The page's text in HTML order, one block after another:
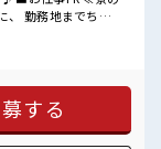
、 勤務地までちょ
付きのお仕事なの
という形でステッ
手過ぎなければ髪
べられる食堂ア
腹いっぱい食べら
する